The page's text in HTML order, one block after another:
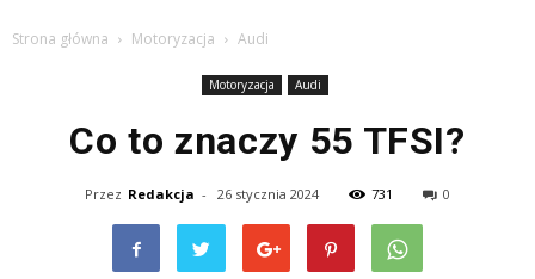
Strona główna Motoryzacja Audi
Motoryzacja Audi
Co to znaczy 55 TFSI?
Przez Redakcja - 26 stycznia 2024 731 0